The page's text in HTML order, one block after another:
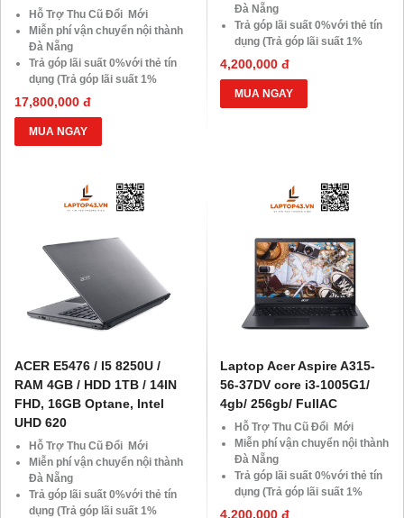
Hỗ Trợ Thu Cũ Đổi Mới
Miễn phí vận chuyển nội thành
Đà Nẵng
Trả góp lãi suất 0%với thẻ tín
dụng (Trả góp lãi suất 1%
HDsaison - chỉ cần CMND
BLX hoặc hộ khẩu gốc )
Giảm 20%khi nâng cấp Ram-
SSD
10.000 Voucher Giảm
Giá 500.000đ
17,800,000 đ
MUA NGAY
Đà Nẵng
Trả góp lãi suất 0%với thẻ tín
dụng (Trả góp lãi suất 1%
HDsaison - chỉ cần CMND
BLX hoặc hộ khẩu gốc )
Giảm 20%khi nâng cấp Ram-
SSD
4,200,000 đ
MUA NGAY
ACER E5476 / I5 8250U /
RAM 4GB / HDD 1TB / 14IN
FHD, 16GB Optane, Intel
UHD 620
Hỗ Trợ Thu Cũ Đổi Mới
Miễn phí vận chuyển nội thành
Đà Nẵng
Trả góp lãi suất 0%với thẻ tín
dụng (Trả góp lãi suất 1%
Laptop Acer Aspire A315-
56-37DV core i3-1005G1/
4gb/ 256gb/ FullAC
Hỗ Trợ Thu Cũ Đổi Mới
Miễn phí vận chuyển nội thành
Đà Nẵng
Trả góp lãi suất 0%với thẻ tín
dụng (Trả góp lãi suất 1%
HDsaison - chỉ cần CMND
4,200,000 đ